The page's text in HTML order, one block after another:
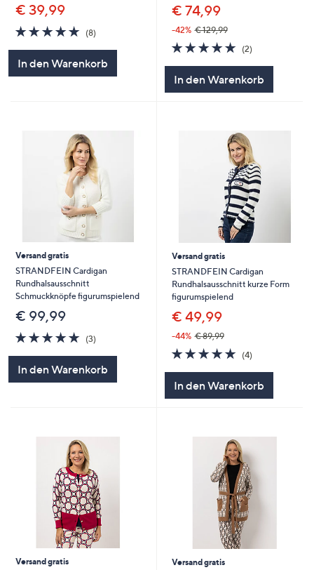
€ 39,99
5.0
von
5
(8)
In den Warenkorb
€ 74,99
-42% € 129,99
5.0
von
5
(2)
In den Warenkorb
Versand gratis
STRANDFEIN Cardigan
Rundhalsausschnitt
Schmuckknöpfe figurumspielend
€ 99,99
5.0
von
5
(3)
In den Warenkorb
Versand gratis
STRANDFEIN Cardigan
Rundhalsausschnitt kurze Form
figurumspielend
€ 49,99
-44% € 89,99
5.0
von
5
(4)
In den Warenkorb
Versand gratis
Versand gratis